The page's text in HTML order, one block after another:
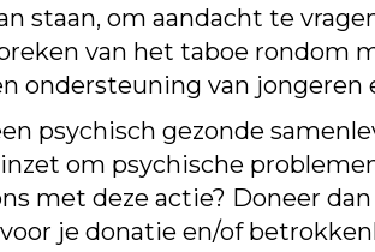
staan, om aandacht te
van het taboe rondom
ondersteuning van
psychisch gezonde
om psychische
met deze actie? Doneer
je donatie en/of